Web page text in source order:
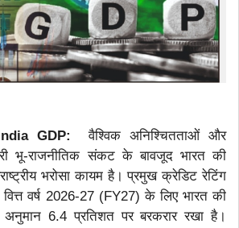
GDP:वैश्विक अनिश्चितताओं और
भू-राजनीतिक संकट के बावजूद भारत की
भरोसा कायम है। प्रमुख क्रेडिट रेटिंग
वर्ष 2026-27 (FY27) के लिए भारत की
अनुमान 6.4 प्रतिशत पर बरकरार रखा है।